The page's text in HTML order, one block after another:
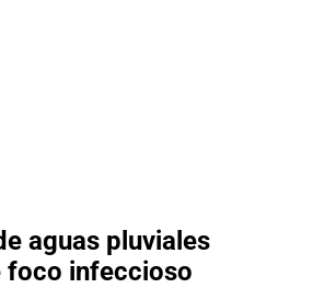
aguas pluviales
foco infeccioso